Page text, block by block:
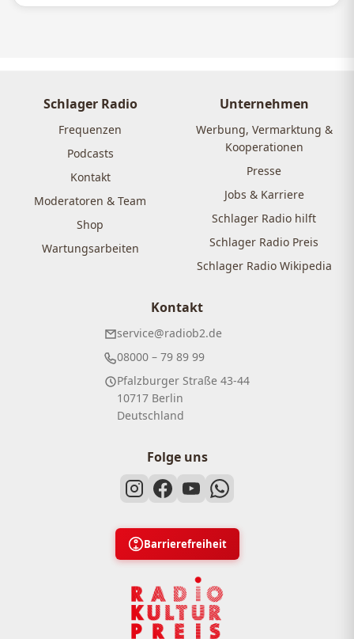
Schlager Radio
Frequenzen
Podcasts
Kontakt
Moderatoren & Team
Shop
Wartungsarbeiten
Unternehmen
Werbung, Vermarktung &
Kooperationen
Presse
Jobs & Karriere
Schlager Radio hilft
Schlager Radio Preis
Schlager Radio Wikipedia
Kontakt
service@radiob2.de
08000 – 79 89 99
Pfalzburger Straße 43-44
10717 Berlin
Deutschland
Folge uns
Barrierefreiheit